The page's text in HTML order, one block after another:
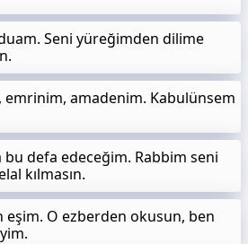
Seni yüreğimden dilime
amadenim. Kabulünsem
defa edeceğim. Rabbim seni
kılmasın.
eşim. O ezberden okusun, ben